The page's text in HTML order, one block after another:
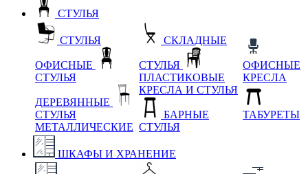
СТУЛЬЯ
СТУЛЬЯ
ОФИСНЫЕ
СТУЛЬЯ
ДЕРЕВЯННЫЕ
СТУЛЬЯ
МЕТАЛЛИЧЕСКИЕ
СКЛАДНЫЕ
СТУЛЬЯ
ПЛАСТИКОВЫЕ
КРЕСЛА И СТУЛЬЯ
БАРНЫЕ
СТУЛЬЯ
ОФИСНЫЕ
КРЕСЛА
ТАБУРЕТЫ
ШКАФЫ И ХРАНЕНИЕ